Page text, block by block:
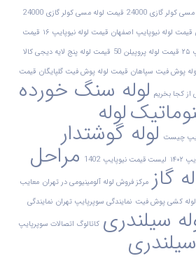
کولر گازی 24000
قیمت لوله مسی کولر گازی 24000
قیمت لوله نیوپایپ اصفهان قیمت لوله نیوپایپ ۱۶
قیمت
قیمت لوله پروپیلن 50
قیمت لوله پنج لایه دیجی کالا
پوش فیت سپاهان قیمت لوله پوش فیت گلپایگان قیمت
از کجا بخریم لوله سنگ خورده
لوله
چیست لوله گوشتدار
لیست قیمت نیوپایپ 1402 مراحل
گاز مرکز فروش لوله آلومینیومی در تهران معایب
لوله کشی پوش فیت نمایندگی سوپرپایپ تهران نمایندگی
سیلندری کاتالوگ اتصالات سوپرپایپ